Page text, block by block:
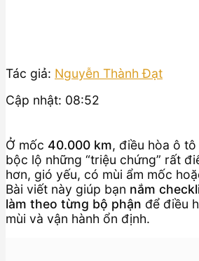
Tác giả: Nguyễn Thành Đạt
Cập nhật: 08:52
Ở mốc 40.000 km, điều hòa ô
bộc lộ những “triệu chứng” rất
hơn, gió yếu, có mùi ẩm mốc
Bài viết này giúp bạn nắm
làm theo từng bộ phận để điều
mùi và vận hành ổn định.